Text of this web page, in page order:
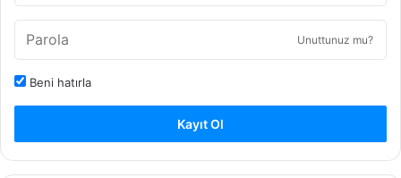
Unuttunuz mu?
Beni hatırla
Kayıt Ol